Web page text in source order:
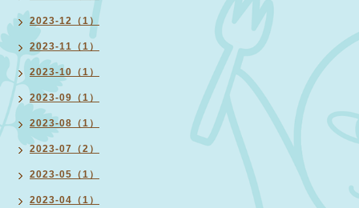
2023-12（1）
2023-11（1）
2023-10（1）
2023-09（1）
2023-08（1）
2023-07（2）
2023-05（1）
2023-04（1）